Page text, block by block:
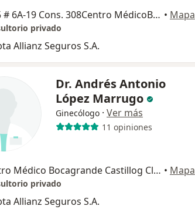
Cll. 5 # 6A-19 Cons. 308Centro MédicoBocagrande, Cartagena • Mapa
privado
Allianz Seguros S.A.
Dr. Andrés Antonio
López Marrugo
Ginecólogo · Ver más
11 opiniones
Centro Médico Bocagrande Castillog Cll 5 6A-19Cons. 603, Cartagena • Mapa
privado
Allianz Seguros S.A.